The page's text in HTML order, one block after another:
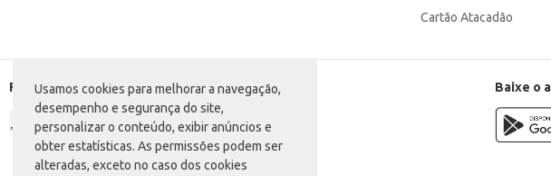
Usamos cookies para melhorar a navegação,
desempenho e segurança do site,
personalizar o conteúdo, exibir anúncios e
obter estatísticas. As permissões podem ser
alteradas, exceto no caso dos cookies
Cartão Atacadão
Formas de pagamento Baixe o